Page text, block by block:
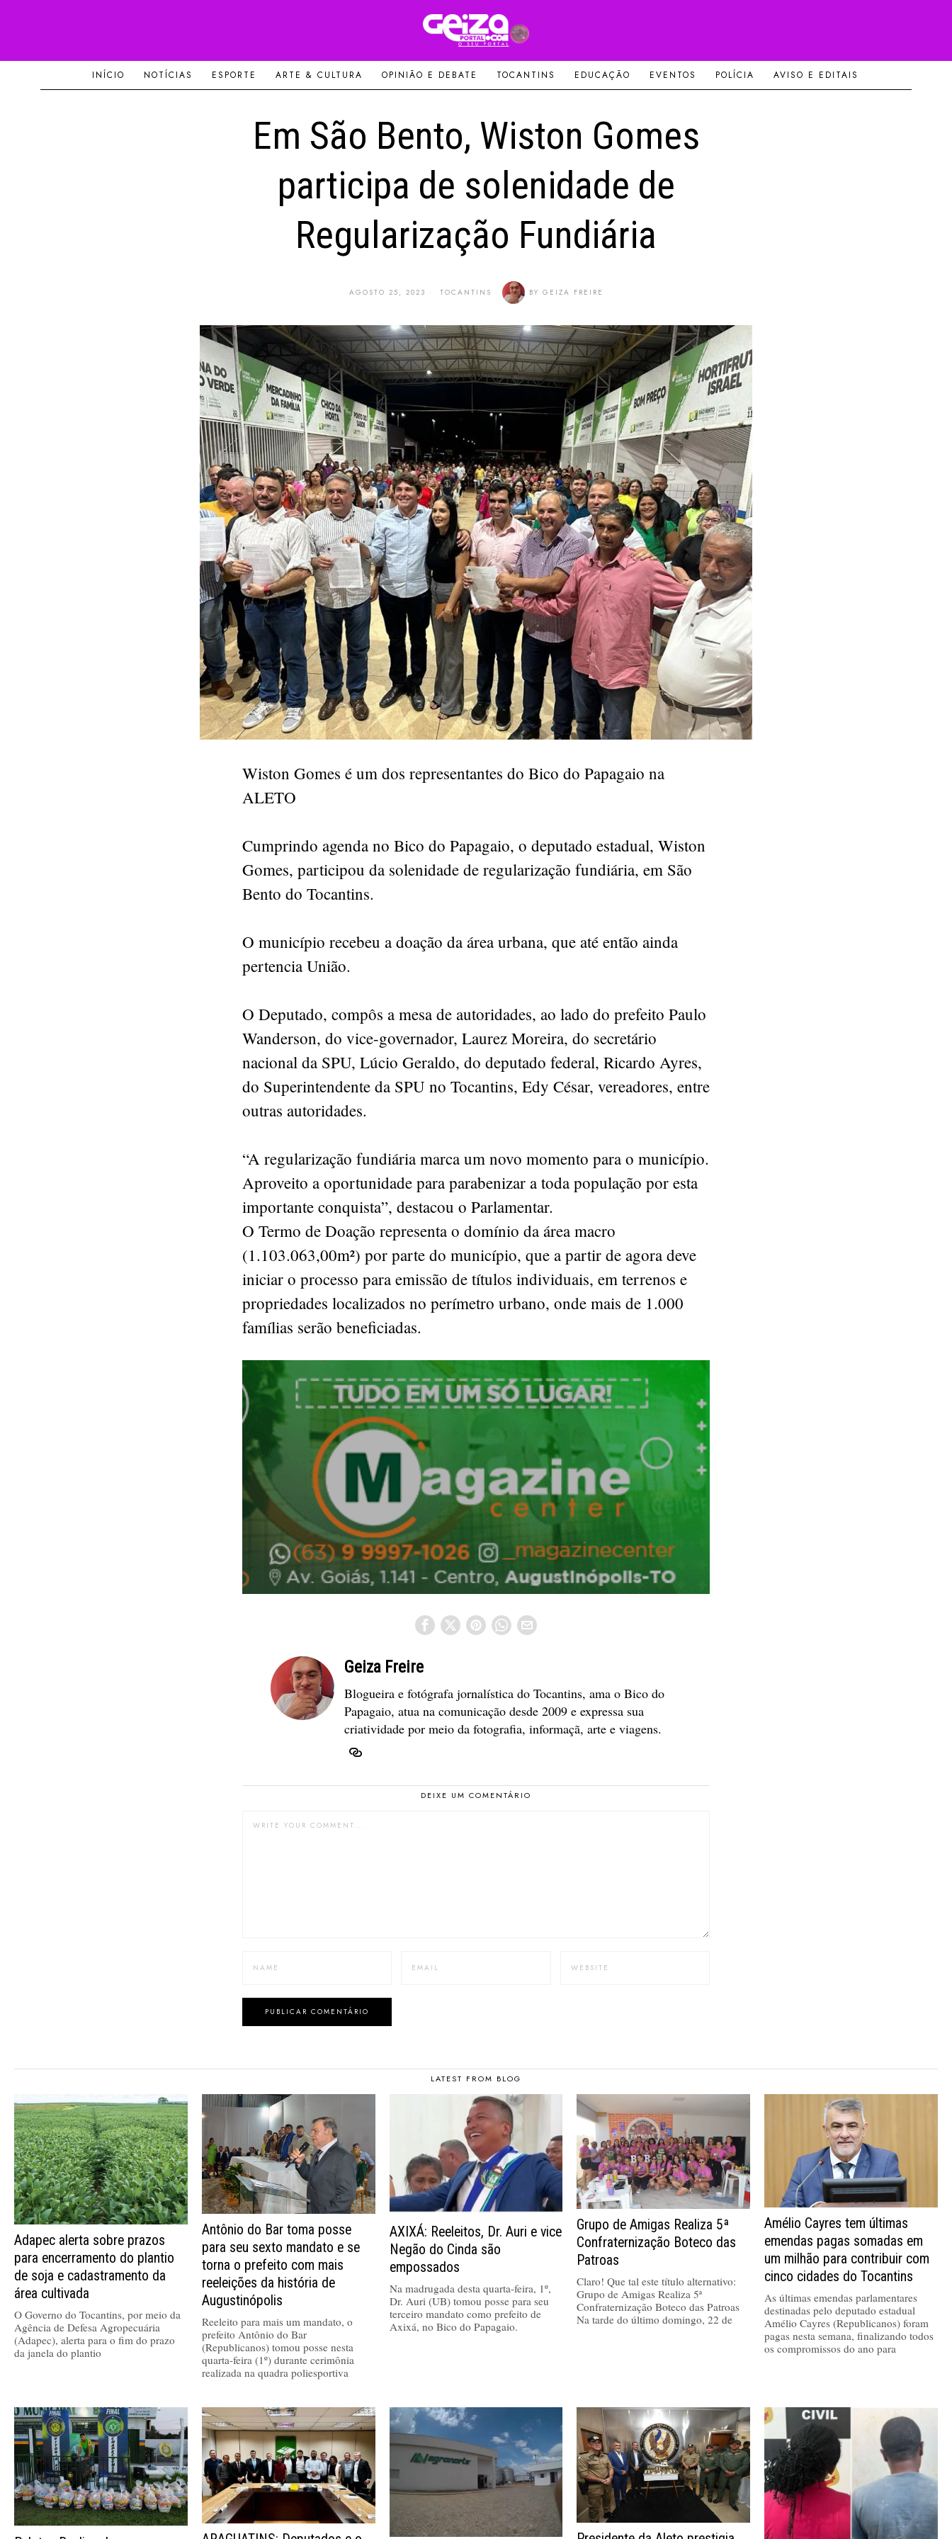
INÍCIO NOTÍCIAS ESPORTE ARTE & CULTURA OPINIÃO E DEBATE TOCANTINS EDUCAÇÃO EVENTOS POLÍCIA AVISO E EDITAIS
Em São Bento, Wiston Gomes
participa de solenidade de
Regularização Fundiária
AGOSTO 25, 2023 TOCANTINS BY GEIZA FREIRE
Wiston Gomes é um dos representantes do Bico do Papagaio na
ALETO
Cumprindo agenda no Bico do Papagaio, o deputado estadual, Wiston
Gomes, participou da solenidade de regularização fundiária, em São
Bento do Tocantins.
O município recebeu a doação da área urbana, que até então ainda
pertencia União.
O Deputado, compôs a mesa de autoridades, ao lado do prefeito Paulo
Wanderson, do vice-governador, Laurez Moreira, do secretário
nacional da SPU, Lúcio Geraldo, do deputado federal, Ricardo Ayres,
do Superintendente da SPU no Tocantins, Edy César, vereadores, entre
outras autoridades.
“A regularização fundiária marca um novo momento para o município.
Aproveito a oportunidade para parabenizar a toda população por esta
importante conquista”, destacou o Parlamentar.
O Termo de Doação representa o domínio da área macro
(1.103.063,00m²) por parte do município, que a partir de agora deve
iniciar o processo para emissão de títulos individuais, em terrenos e
propriedades localizados no perímetro urbano, onde mais de 1.000
famílias serão beneficiadas.
Geiza Freire
Blogueira e fotógrafa jornalística do Tocantins, ama o Bico do
Papagaio, atua na comunicação desde 2009 e expressa sua
criatividade por meio da fotografia, informaçã, arte e viagens.
DEIXE UM COMENTÁRIO
LATEST FROM BLOG
Adapec alerta sobre prazos
para encerramento do plantio
de soja e cadastramento da
área cultivada
O Governo do Tocantins, por meio da
Agência de Defesa Agropecuária
(Adapec), alerta para o fim do prazo
da janela do plantio
Antônio do Bar toma posse
para seu sexto mandato e se
torna o prefeito com mais
reeleições da história de
Augustinópolis
Reeleito para mais um mandato, o
prefeito Antônio do Bar
(Republicanos) tomou posse nesta
quarta-feira (1º) durante cerimônia
realizada na quadra poliesportiva
AXIXÁ: Reeleitos, Dr. Auri e vice
Negão do Cinda são
empossados
Na madrugada desta quarta-feira, 1º,
Dr. Auri (UB) tomou posse para seu
terceiro mandato como prefeito de
Axixá, no Bico do Papagaio.
Grupo de Amigas Realiza 5ª
Confraternização Boteco das
Patroas
Claro! Que tal este título alternativo:
Grupo de Amigas Realiza 5ª
Confraternização Boteco das Patroas
Na tarde do último domingo, 22 de
Amélio Cayres tem últimas
emendas pagas somadas em
um milhão para contribuir com
cinco cidades do Tocantins
As últimas emendas parlamentares
destinadas pelo deputado estadual
Amélio Cayres (Republicanos) foram
pagas nesta semana, finalizando todos
os compromissos do ano para